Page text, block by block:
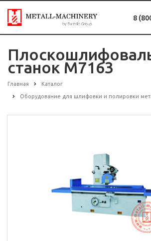
8
станок M7163
Главная Каталог
Оборудование для шлифовки и полировки